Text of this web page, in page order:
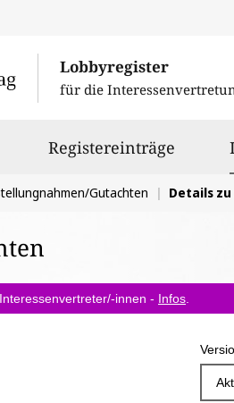
Lobbyregister
für die
Registereinträge
Gutachten Details zu
innen - Infos